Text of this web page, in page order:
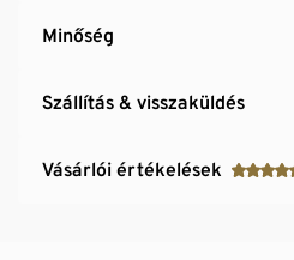
Minőség
Szállítás & visszaküldés
Vásárlói értékelések